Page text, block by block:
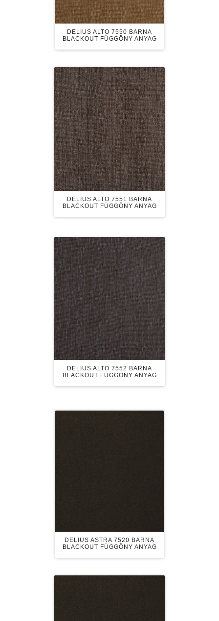
DELIUS ALTO 7550 BARNA
BLACKOUT FÜGGÖNY ANYAG
DELIUS ALTO 7551 BARNA
BLACKOUT FÜGGÖNY ANYAG
DELIUS ALTO 7552 BARNA
BLACKOUT FÜGGÖNY ANYAG
DELIUS ASTRA 7520 BARNA
BLACKOUT FÜGGÖNY ANYAG